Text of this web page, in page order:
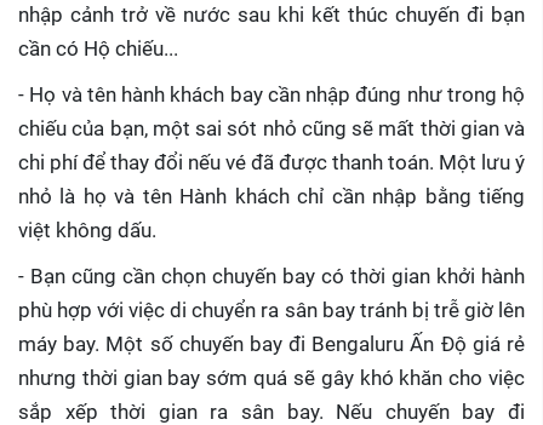
nhập cảnh trở về nước sau khi kết thúc chuyến đi bạn
cần có Hộ chiếu...
- Họ và tên hành khách bay cần nhập đúng như trong hộ
chiếu của bạn, một sai sót nhỏ cũng sẽ mất thời gian và
chi phí để thay đổi nếu vé đã được thanh toán. Một lưu ý
nhỏ là họ và tên Hành khách chỉ cần nhập bằng tiếng
việt không dấu.
- Bạn cũng cần chọn chuyến bay có thời gian khởi hành
phù hợp với việc di chuyển ra sân bay tránh bị trễ giờ lên
máy bay. Một số chuyến bay đi Bengaluru Ấn Độ giá rẻ
nhưng thời gian bay sớm quá sẽ gây khó khăn cho việc
sắp xếp thời gian ra sân bay. Nếu chuyến bay đi